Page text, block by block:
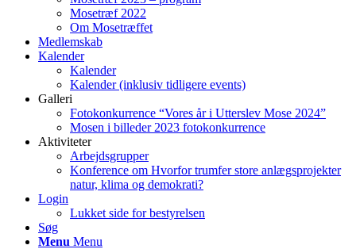
Mosetræf 2022
Om Mosetræffet
Medlemskab
Kalender
Kalender
Kalender (inklusiv tidligere events)
Galleri
Fotokonkurrence “Vores år i Utterslev Mose 2024”
Mosen i billeder 2023 fotokonkurrence
Aktiviteter
Arbejdsgrupper
Konference om Hvorfor trumfer store anlægsprojekter
natur, klima og demokrati?
Login
Lukket side for bestyrelsen
Søg
Menu Menu